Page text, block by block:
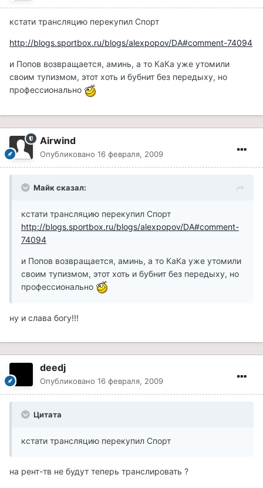
кстати трансляцию перекупил Спорт
http://blogs.sportbox.ru/blogs/alexpopov/DA#comment-74094
и Попов возвращается, аминь, а то КаКа уже утомили
своим тупизмом, этот хоть и бубнит без передыху, но
профессионально
Airwind
Опубликовано 16 февраля, 2009
Майк сказал:
кстати трансляцию перекупил Спорт
http://blogs.sportbox.ru/blogs/alexpopov/DA#comment-
74094
и Попов возвращается, аминь, а то КаКа уже утомили
своим тупизмом, этот хоть и бубнит без передыху, но
профессионально
ну и слава богу!!!
deedj
Опубликовано 16 февраля, 2009
Цитата
кстати трансляцию перекупил Спорт
на рент-тв не будут теперь транслировать ?